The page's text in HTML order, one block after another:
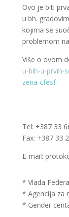
Ovo je biti
u bh.
kojima se
problemom
Više o ovom
u-bih-u-prvih-
zena-cfesf
Tel: +387 33
Fax: +387 33
E-mail:
* Vlada
* Agencija za
* Gender